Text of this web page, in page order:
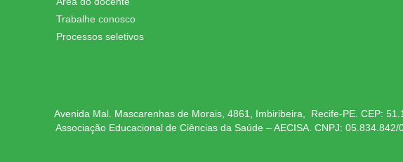
Trabalhe conosco
Processos seletivos
Avenida Mal. Mascarenhas de Morais, 4861, Imbiribeira, Recife-PE. CEP:
Associação Educacional de Ciências da Saúde – AECISA. CNPJ: 05.834.842/